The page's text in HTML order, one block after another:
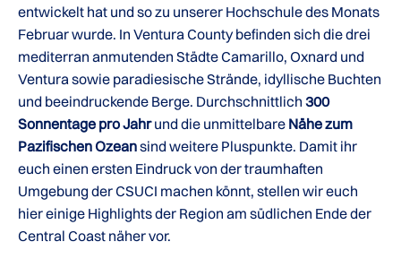
entwickelt hat und so zu unserer Hochschule des Monats
Februar wurde. In Ventura County befinden sich die drei
mediterran anmutenden Städte Camarillo, Oxnard und
Ventura sowie paradiesische Strände, idyllische Buchten
und beeindruckende Berge. Durchschnittlich 300
Sonnentage pro Jahrund die unmittelbare Nähe zum
Pazifischen Ozeansind weitere Pluspunkte. Damit ihr
euch einen ersten Eindruck von der traumhaften
Umgebung der CSUCI machen könnt, stellen wir euch
hier einige Highlights der Region am südlichen Ende der
Central Coast näher vor.